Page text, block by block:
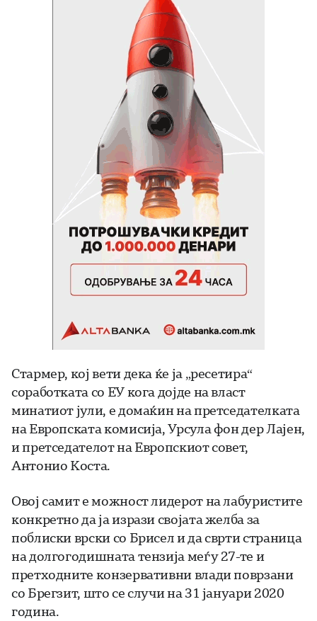
Стармер, кој вети дека ќе ја „ресетира“
соработката со ЕУ кога дојде на власт
минатиот јули, е домаќин на претседателката
на Европската комисија, Урсула фон дер Лајен,
и претседателот на Европскиот совет,
Антонио Коста.
Овој самит е можност лидерот на лабуристите
конкретно да ја изрази својата желба за
поблиски врски со Брисел и да сврти страница
на долгогодишната тензија меѓу 27-те и
претходните конзервативни влади поврзани
со Брегзит, што се случи на 31 јануари 2020
година.